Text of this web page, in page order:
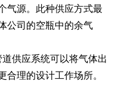
气源。此种供应方式最
公司的空瓶中的余气
供应系统可以将气体出
合理的设计工作场所。